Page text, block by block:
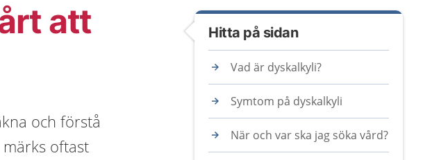
att
och förstå
oftast
Hitta på sidan
Vad är dyskalkyli?
Symtom på dyskalkyli
När och var ska jag söka vård?